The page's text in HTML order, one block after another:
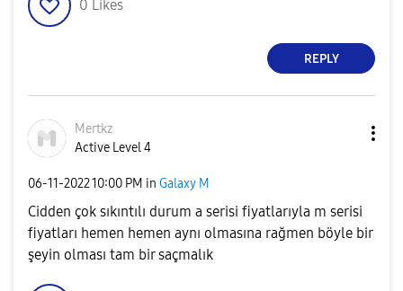
0 Likes
REPLY
Mertkz
Active Level 4
‎06-11-202210:00 PM in Galaxy M
Cidden çok sıkıntılı durum a serisi fiyatlarıyla m serisi
fiyatları hemen hemen aynı olmasına rağmen böyle bir
şeyin olması tam bir saçmalık